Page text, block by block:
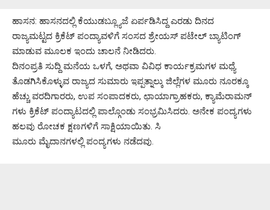
ಹಾಸನ: ಹಾಸನದಲ್ಲಿ ಕೆಯುಡಬ್ಲ್ಯೂಜೆ ಏರ್ಪಡಿಸಿದ್ದ ಎರಡು ದಿನದ
ರಾಜ್ಯಮಟ್ಟದ ಕ್ರಿಕೆಟ್ ಪಂದ್ಯಾವಳಿಗೆ ಸಂಸದ ಶ್ರೇಯಸ್ ಪಟೇಲ್ ಬ್ಯಾಟಿಂಗ್
ಮಾಡುವ ಮೂಲಕ ಇಂದು ಚಾಲನೆ ನೀಡಿದರು.
ದಿನಂಪ್ರತಿ ಸುದ್ದಿ ಮನೆಯ ಒಳಗೆ, ಅಥವಾ ವಿವಿಧ ಕಾರ್ಯಕ್ರಮಗಳ ಮಧ್ಯೆ
ತೊಡಗಿಸಿಕೊಳ್ಳುವ ರಾಜ್ಯದ ಸುಮಾರು ಇಪ್ಪತ್ನಾಲ್ಕು ಜಿಲ್ಲೆಗಳ ಮೂರು ನೂರಕ್ಕೂ
ಹೆಚ್ಚು ವರದಿಗಾರರು, ಉಪ ಸಂಪಾದಕರು, ಛಾಯಾಗ್ರಾಹಕರು, ಕ್ಯಾಮೆರಾಮನ್
ಗಳು ಕ್ರಿಕೆಟ್ ಪಂದ್ಯಾಟದಲ್ಲಿ ಪಾಲ್ಗೊಂಡು ಸಂಭ್ರಮಿಸಿದರು. ಅನೇಕ ಪಂದ್ಯಗಳು
‌ಹಲವು ರೋಚಕ ಕ್ಷಣಗಳಿಗೆ ಸಾಕ್ಷಿಯಾಯಿತು. ಸಿ
ಮೂರು ಮೈದಾನಗಳಲ್ಲಿ ಪಂದ್ಯಗಳು ನಡೆದವು.